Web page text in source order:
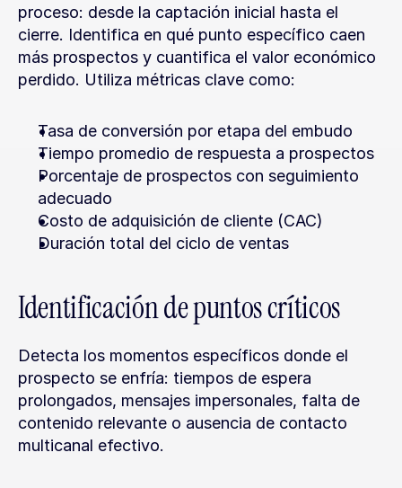
proceso: desde la captación inicial hasta el
cierre. Identifica en qué punto específico caen
más prospectos y cuantifica el valor económico
perdido. Utiliza métricas clave como:
Tasa de conversión por etapa del embudo
Tiempo promedio de respuesta a prospectos
Porcentaje de prospectos con seguimiento
adecuado
Costo de adquisición de cliente (CAC)
Duración total del ciclo de ventas
Identificación de puntos críticos
Detecta los momentos específicos donde el
prospecto se enfría: tiempos de espera
prolongados, mensajes impersonales, falta de
contenido relevante o ausencia de contacto
multicanal efectivo.